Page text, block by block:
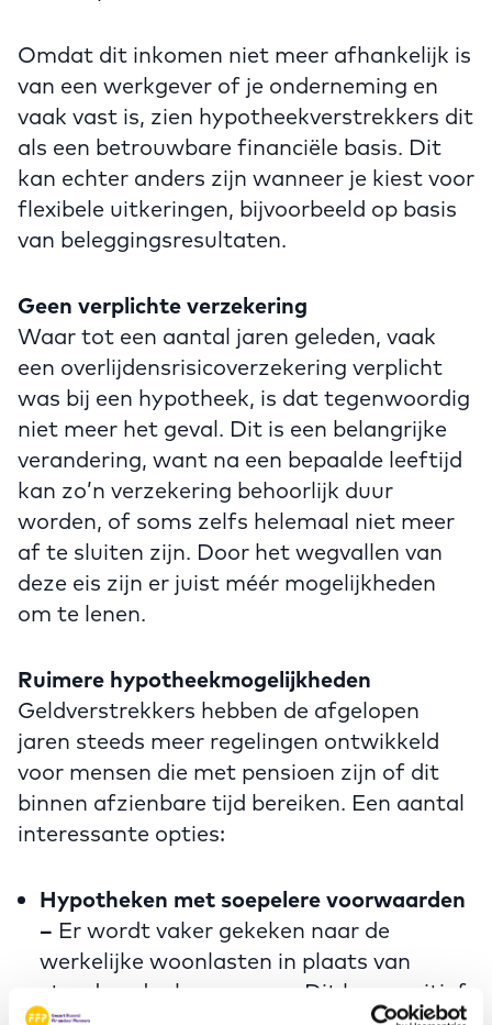
Omdat dit inkomen niet meer afhankelijk is
van een werkgever of je onderneming en
vaak vast is, zien hypotheekverstrekkers dit
als een betrouwbare financiële basis. Dit
kan echter anders zijn wanneer je kiest voor
flexibele uitkeringen, bijvoorbeeld op basis
van beleggingsresultaten.
Geen verplichte verzekering
Waar tot een aantal jaren geleden, vaak
een overlijdensrisicoverzekering verplicht
was bij een hypotheek, is dat tegenwoordig
niet meer het geval. Dit is een belangrijke
verandering, want na een bepaalde leeftijd
kan zo’n verzekering behoorlijk duur
worden, of soms zelfs helemaal niet meer
af te sluiten zijn. Door het wegvallen van
deze eis zijn er juist méér mogelijkheden
om te lenen.
Ruimere hypotheekmogelijkheden
Geldverstrekkers hebben de afgelopen
jaren steeds meer regelingen ontwikkeld
voor mensen die met pensioen zijn of dit
binnen afzienbare tijd bereiken. Een aantal
interessante opties:
Hypotheken met soepelere voorwaarden
– Er wordt vaker gekeken naar de
werkelijke woonlasten in plaats van
standaard rekennormen. Dit kan positief